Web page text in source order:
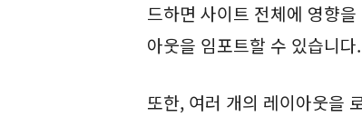
드하면 사이트 전체에 영향
아웃을 임포트할 수 있습니다.
또한, 여러 개의 레이아웃을